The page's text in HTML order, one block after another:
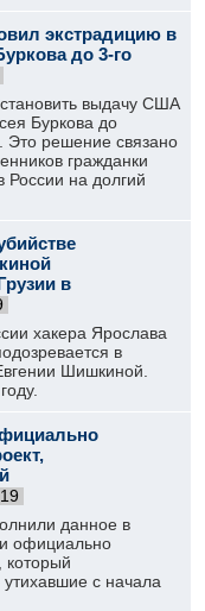
экстрадицию в
до 3-го
выдачу США
Буркова до
Это решение связано
гражданки
на долгий
в
хакера Ярослава
в
Шишкиной.
данное в
официально
который
с начала